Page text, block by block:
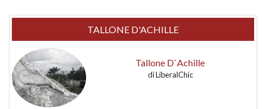
TALLONE D'ACHILLE
Tallone D`Achille
diLiberalChic